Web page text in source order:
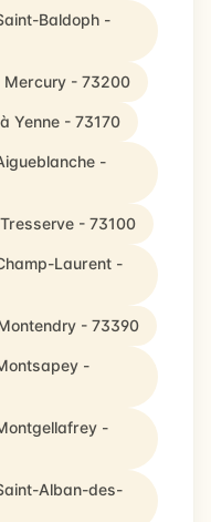
Baldoph -
Mercury - 73200
Yenne - 73170
-
- 73100
Laurent -
- 73390
-
-
Alban-des-